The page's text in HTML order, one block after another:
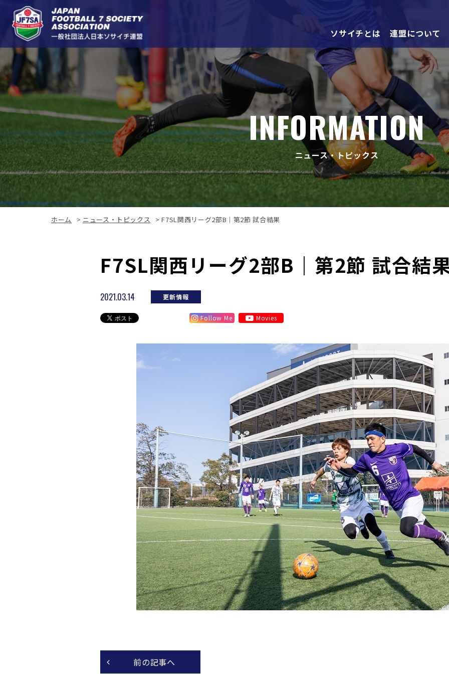
ソサイチとは 連盟について
INFORMATION
ニュース・トピックス
ホーム > ニュース・トピックス >F7SL関西リーグ2部B｜第2節 試合結果
F7SL関西リーグ2部B｜第2節 試合結
2021.03.14 更新情報
Follow Me Movies
前の記事へ